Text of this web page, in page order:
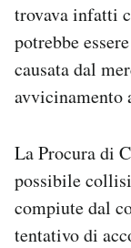
trovava infatti
potrebbe
causata dal
avvicinamento
La Procura di
possibile
compiute dal
tentativo di